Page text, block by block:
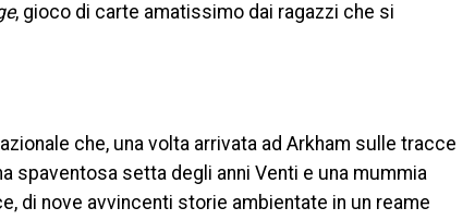
, gioco di carte amatissimo dai ragazzi che si
che, una volta arrivata ad Arkham sulle tracce
spaventosa setta degli anni Venti e una mummia
di nove avvincenti storie ambientate in un reame